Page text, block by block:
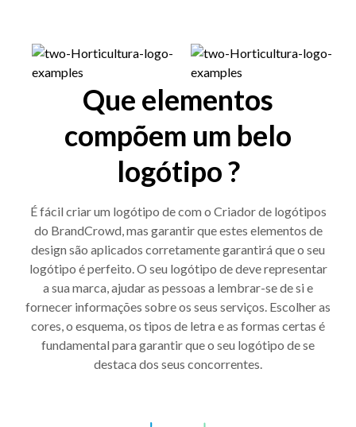
Que elementos
compõem um belo
logótipo ?
É fácil criar um logótipo de com o Criador de logótipos
do BrandCrowd, mas garantir que estes elementos de
design são aplicados corretamente garantirá que o seu
logótipo é perfeito. O seu logótipo de deve representar
a sua marca, ajudar as pessoas a lembrar-se de si e
fornecer informações sobre os seus serviços. Escolher as
cores, o esquema, os tipos de letra e as formas certas é
fundamental para garantir que o seu logótipo de se
destaca dos seus concorrentes.